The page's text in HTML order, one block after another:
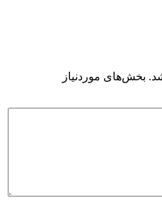
بخش‌های موردنیاز